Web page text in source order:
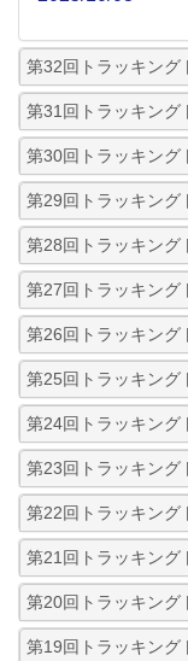
第32回トラッキング
第31回トラッキング
第30回トラッキング
第29回トラッキング
第28回トラッキング
第27回トラッキング
第26回トラッキング
第25回トラッキング
第24回トラッキング
第23回トラッキング
第22回トラッキング
第21回トラッキング
第20回トラッキング
第19回トラッキング